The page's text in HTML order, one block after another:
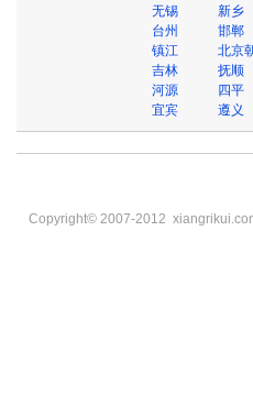
无锡
新乡
台州
邯郸
镇江
北京
吉林
抚顺
河源
四平
宜宾
遵义
Copyright© 2007-2012